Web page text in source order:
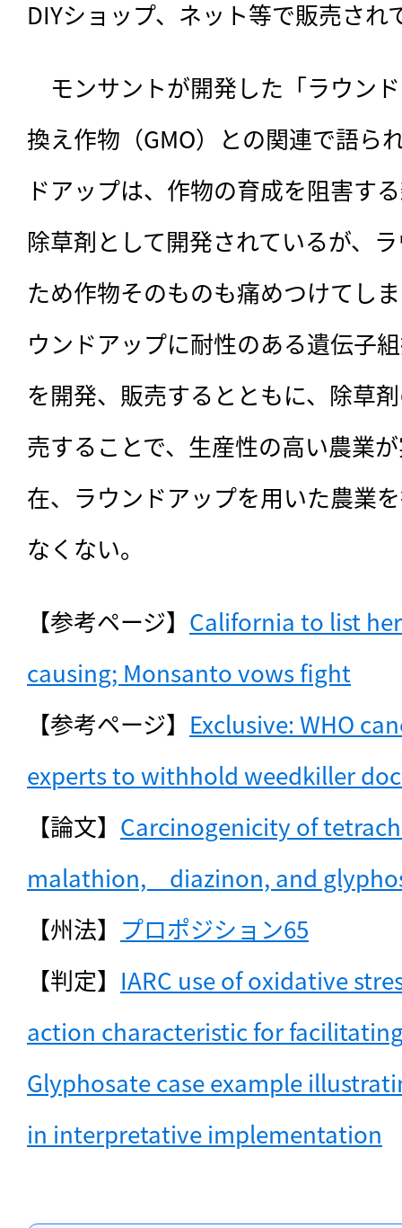
DIYショップ、ネット等で販売され
モンサントが開発した「ラウン
換え作物（GMO）との関連で語ら
ドアップは、作物の育成を阻害す
除草剤として開発されているが、
ため作物そのものも痛めつけてし
ウンドアップに耐性のある遺伝子
を開発、販売するとともに、除草
売することで、生産性の高い農業
在、ラウンドアップを用いた農業
なくない。
【参考ページ】 California to list
causing; Monsanto vows fight
【参考ページ】 Exclusive: WHO
experts to withhold weedkiller
【論文】 Carcinogenicity of
malathion,　diazinon, and
【州法】 プロポジション65
【判定】 IARC use of oxidative
action characteristic for
Glyphosate case example
in interpretative implementation